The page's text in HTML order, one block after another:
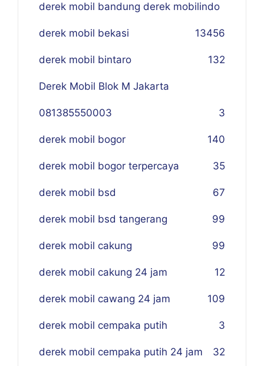
derek mobil bandung derek mobilindo
56
derek mobil bekasi 134
derek mobil bintaro 132
Derek Mobil Blok M Jakarta
081385550003 3
derek mobil bogor 140
derek mobil bogor terpercaya 35
derek mobil bsd 67
derek mobil bsd tangerang 99
derek mobil cakung 99
derek mobil cakung 24 jam 12
derek mobil cawang 24 jam 109
derek mobil cempaka putih 3
derek mobil cempaka putih 24 jam 32